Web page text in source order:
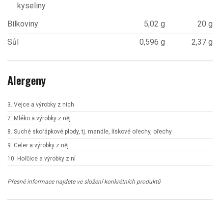
kyseliny
Bílkoviny 5,02 g
20 g
Sůl
0,596 g 2,37 g
Alergeny
3. Vejce a výrobky z nich
7. Mléko a výrobky z něj
8. Suché skořápkové plody, tj. mandle, lískové ořechy, ořechy
9. Celer a výrobky z něj
10. Hořčice a výrobky z ní
Přesné informace najdete ve složení konkrétních produktů